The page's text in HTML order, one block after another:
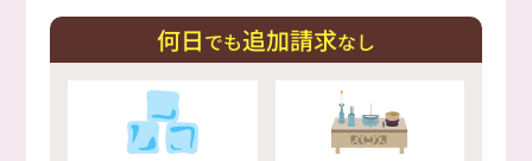
何日でも追加請求なし